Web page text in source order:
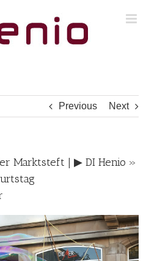
Previous Next
Marktsteft | ▶︎ DI Henio »